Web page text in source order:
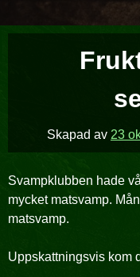
över
Skapad av 23
Svampklubben hade
mycket matsvamp.
matsvamp.
Uppskattningsvis kom